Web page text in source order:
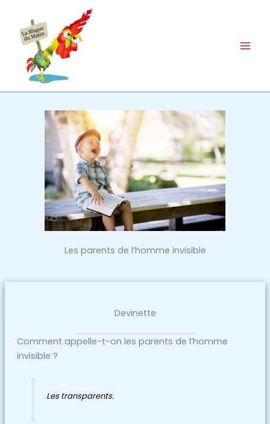
contenu
Les parents de l’homme invisible
Devinette
Comment appelle-t-on les parents de l’homme
invisible ?
Les transparents.